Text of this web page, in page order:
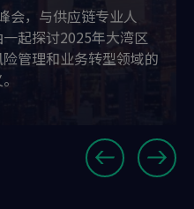
会，与供应链专业人
起探讨2025年大湾区
管理和业务转型领域的